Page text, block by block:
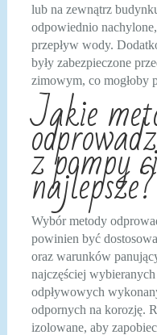
lub na zewnątrz
odpowiednio
przepływ wody.
były zabezpieczone
zimowym, co mogłoby
Jakie
z pompy
najlepsze?
Wybór metody
powinien być
oraz warunków
najczęściej
odpływowych
odpornych na korozję.
izolowane, aby